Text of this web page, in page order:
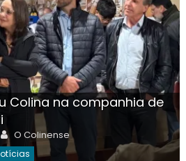
Colina na companhia de
Author
O Colinense